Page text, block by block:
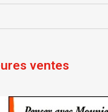
ma liste
d'envies
Créer une
être connecté pour
Annuler
ventes